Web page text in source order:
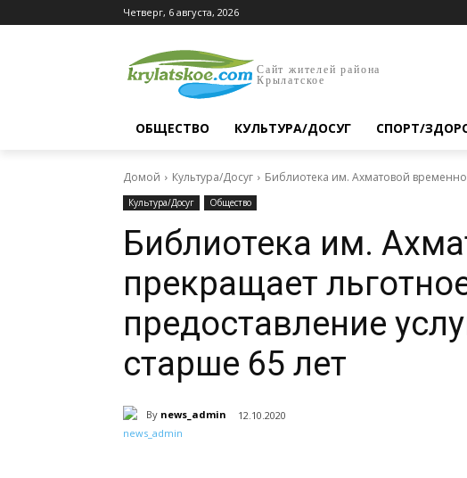
Четверг, 6 августа, 2026
Сайт жителей района
Крылатское
ОБЩЕСТВО КУЛЬТУРА/ДОСУГ СПОРТ/
Домой Культура/Досуг Библиотека им. Ахматовой
Культура/Досуг Общество
Библиотека им.
прекращает
предоставление
старше 65 лет
By news_admin 12.10.2020